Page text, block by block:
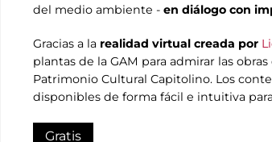
del medio ambiente - en diálogo con
Gracias a la realidad virtual creada por
plantas de la GAM para admirar las
Patrimonio Cultural Capitolino. Los
disponibles de forma fácil e intuitiva
Gratis